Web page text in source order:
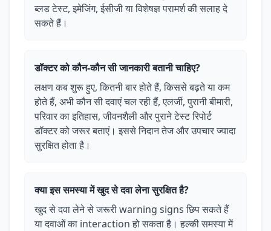
ब्लड टेस्ट, इमेजिंग, ईसीजी या विशेषज्ञ परामर्श की सलाह दे
सकते हैं।
डॉक्टर को कौन-कौन सी जानकारी बतानी चाहिए?
लक्षण कब शुरू हुए, कितनी बार होते हैं, किससे बढ़ते या कम
होते हैं, अभी कौन सी दवाएं चल रही हैं, एलर्जी, पुरानी बीमारी,
परिवार का इतिहास, जीवनशैली और पुराने टेस्ट रिपोर्ट
डॉक्टर को जरूर बताएं। इससे निदान तेज और उपचार ज्यादा
सुरक्षित होता है।
क्या इस समस्या में खुद से दवा लेना सुरक्षित है?
खुद से दवा लेने से जरूरी warning signs छिप सकते हैं
या दवाओं का interaction हो सकता है। हल्की समस्या में